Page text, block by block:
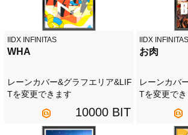
IIDX INFINITAS
WHA
レーンカバー&グラフエリア&LIF
Tを変更できます
10000 BIT
IIDX INFINITAS
お肉
レーンカバ
Tを変更で